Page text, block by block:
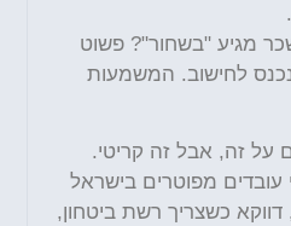
"בשחור"? פשוט
לחישוב. המשמעות
זה, אבל זה קריטי.
מפוטרים בישראל
כשצריך רשת ביטחון,